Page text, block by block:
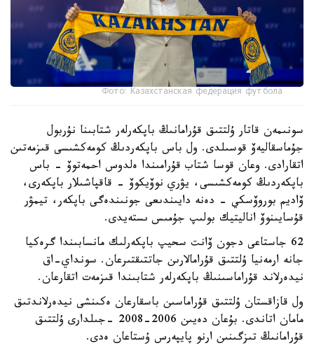
Фото: Казахстанская федерация футбола
سونىمەن قاتار ۇلتتىق قۇرامانىڭ باپكەرلەر شتابىنا نۇربول
جۇماسقاليەۆ قوسىلدى. ول باس باپكەردىڭ كومەكشىسى قىزمەتىن
اتقارادى. وعان قوسا شتاب قۇرامىندا ەلدوس احمەتوۆ - باس
باپكەردىڭ كومەكشىسى، يۋري نوۆيكوۆ - قاقپاشىلار باپكەرى،
ۆاديم بوروۆسكي - دەنە دايىندىعى جونىندەگى باپكەر، تيمۋر
قۇسايىنوۆ اناليتيك بولىپ جۇمىس ىستەيدى.
62 جاستاعى دجون ۆانت سحيپ باپكەرلىك مانسابىندا گرەكيا
جانە ارمەنيا ۇلتتىق قۇرامالارىن جاتتىقتىرعان. سونداي-اق
نيدەرلاند قۇراماسىنىڭ باپكەرلەر شتابىندا قىزمەت اتقارعان.
ول قازاقستان ۇلتتىق قۇراماسىن باسقارعان ەكىنشى نيدەرلاندتىق
مامان اتاندى. بۇعان دەيىن 2006-2008 -جىلدارى ۇلتتىق
قۇرامانىڭ تىزگىنىن ارنو پايپەرس ۇستاعان ەدى.